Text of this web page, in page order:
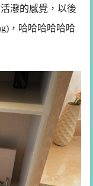
潑的感覺， 以後
，哈哈哈哈哈哈